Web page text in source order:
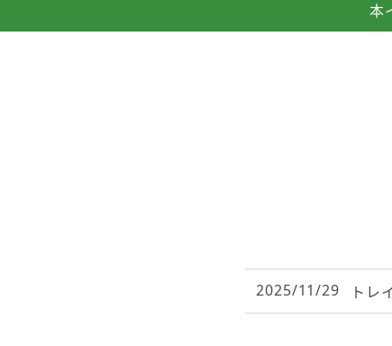
本
2025/11/29 トレ